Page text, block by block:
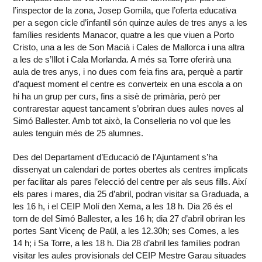
l’inspector de la zona, Josep Gomila, que l’oferta educativa
per a segon cicle d’infantil sónquinze aules de tres anys a les
famílies residents Manacor, quatre a les que viuen a Porto
Cristo, una a les de Son Macià i Cales de Mallorca i una altra
a les de s’Illot i Cala Morlanda. A més sa Torre oferirà una
aula de tres anys, i no dues com feia fins ara, perquè a partir
d’aquest moment el centre es converteix en una escola a on
hi ha un grup per curs, fins a sisè de primària, però per
contrarestar aquest tancament s’obriran dues aules noves al
Simó Ballester. Amb tot això, la Conselleria no vol que les
aules tenguin més de 25 alumnes.
Des del Departament d’Educació de l’Ajuntament s’ha
dissenyat un calendari de portes obertes als centres implicats
per facilitar als pares l’elecció del centre per als seus fills.Així
els pares i mares, dia 25 d’abril, podran visitar sa Graduada, a
les 16 h, i el CEIP Molí den Xema, a les 18 h. Dia 26 és el
torn de del Simó Ballester, a les 16 h; dia 27 d’abril obriran les
portes Sant Vicenç de Paül, a les 12.30h; ses Comes, a les
14 h; i Sa Torre, a les 18 h. Dia 28 d’abril les famílies podran
visitar les aules provisionals del CEIP Mestre Garau situades